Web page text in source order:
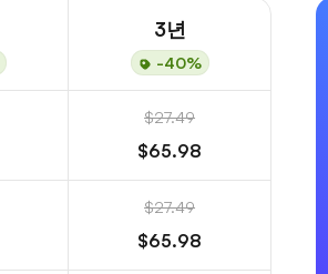
3년
-40%
$27.49
$65.98
$27.49
$65.98